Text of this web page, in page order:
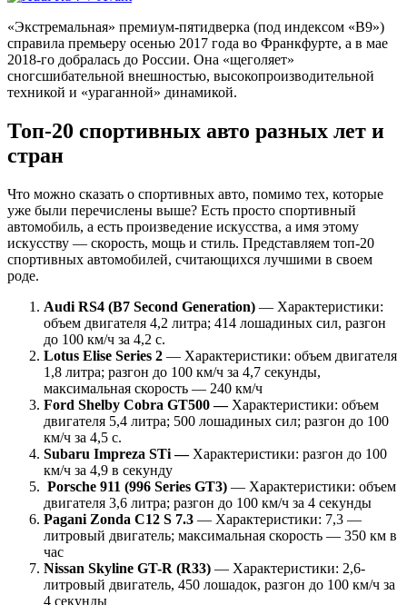
«Экстремальная» премиум-пятидверка (под индексом «B9»)
справила премьеру осенью 2017 года во Франкфурте, а в мае
2018-го добралась до России. Она «щеголяет»
сногсшибательной внешностью, высокопроизводительной
техникой и «ураганной» динамикой.
Топ-20 спортивных авто разных лет и
стран
Что можно сказать о спортивных авто, помимо тех, которые
уже были перечислены выше? Есть просто спортивный
автомобиль, а есть произведение искусства, а имя этому
искусству — скорость, мощь и стиль. Представляем топ-20
спортивных автомобилей, считающихся лучшими в своем
роде.
Audi RS4 (B7 Second Generation) — Характеристики:
объем двигателя 4,2 литра; 414 лошадиных сил, разгон
до 100 км/ч за 4,2 с.
Lotus Elise Series 2 — Характеристики: объем двигателя
1,8 литра; разгон до 100 км/ч за 4,7 секунды,
максимальная скорость — 240 км/ч
Ford Shelby Cobra GT500 — Характеристики: объем
двигателя 5,4 литра; 500 лошадиных сил; разгон до 100
км/ч за 4,5 с.
Subaru Impreza STi — Характеристики: разгон до 100
км/ч за 4,9 в секунду
Porsche 911 (996 Series GT3) — Характеристики: объем
двигателя 3,6 литра; разгон до 100 км/ч за 4 секунды
Pagani Zonda C12 S 7.3 — Характеристики: 7,3 —
литровый двигатель; максимальная скорость — 350 км в
час
Nissan Skyline GT-R (R33) — Характеристики: 2,6-
литровый двигатель, 450 лошадок, разгон до 100 км/ч за
4 секунды